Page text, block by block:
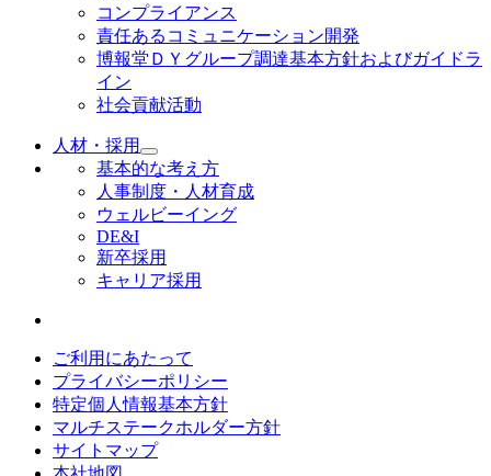
コンプライアンス
責任あるコミュニケーション開発
博報堂ＤＹグループ調達基本方針およびガイドラ
イン
社会貢献活動
人材・採用
基本的な考え方
人事制度・人材育成
ウェルビーイング
DE&I
新卒採用
キャリア採用
ご利用にあたって
プライバシーポリシー
特定個人情報基本方針
マルチステークホルダー方針
サイトマップ